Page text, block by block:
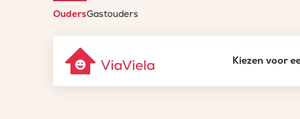
OudersGastouders
Kiezen voor